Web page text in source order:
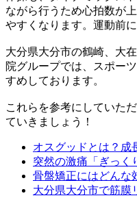
ながら行うため心拍数が上
やすくなります。運動前に
大分県大分市の鶴崎、大
院グループでは、スポー
すめしております。
これらを参考にしていた
ていきましょう！
オスグッドとは？成
突然の激痛「ぎっく
骨盤矯正にはどんな
大分県大分市で筋膜